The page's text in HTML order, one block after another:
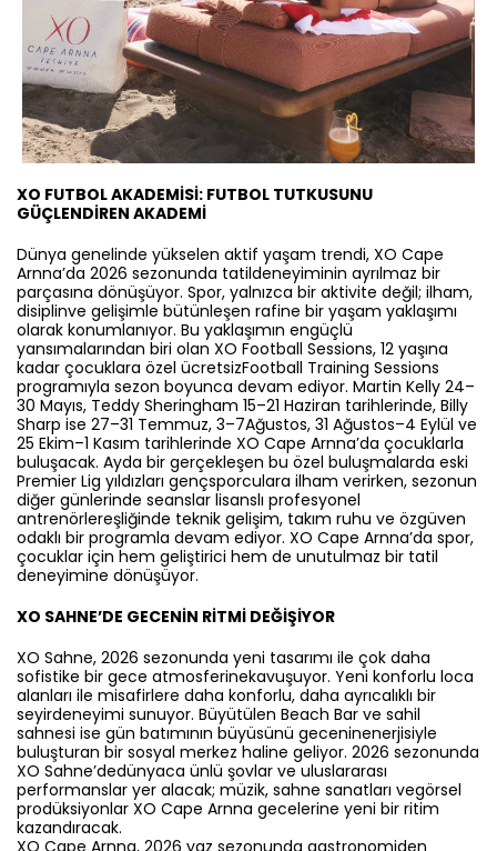
XO FUTBOL AKADEMİSİ: FUTBOL TUTKUSUNU
GÜÇLENDİREN AKADEMİ
Dünya genelinde yükselen aktif yaşam trendi, XO Cape
Arnna’da 2026 sezonunda tatildeneyiminin ayrılmaz bir
parçasına dönüşüyor. Spor, yalnızca bir aktivite değil; ilham,
disiplinve gelişimle bütünleşen rafine bir yaşam yaklaşımı
olarak konumlanıyor. Bu yaklaşımın engüçlü
yansımalarından biri olan XO Football Sessions, 12 yaşına
kadar çocuklara özel ücretsizFootball Training Sessions
programıyla sezon boyunca devam ediyor. Martin Kelly 24–
30 Mayıs, Teddy Sheringham 15–21 Haziran tarihlerinde, Billy
Sharp ise 27–31 Temmuz, 3–7Ağustos, 31 Ağustos–4 Eylül ve
25 Ekim–1 Kasım tarihlerinde XO Cape Arnna’da çocuklarla
buluşacak. Ayda bir gerçekleşen bu özel buluşmalarda eski
Premier Lig yıldızları gençsporculara ilham verirken, sezonun
diğer günlerinde seanslar lisanslı profesyonel
antrenörlereşliğinde teknik gelişim, takım ruhu ve özgüven
odaklı bir programla devam ediyor. XO Cape Arnna’da spor,
çocuklar için hem geliştirici hem de unutulmaz bir tatil
deneyimine dönüşüyor.
XO SAHNE’DE GECENİN RİTMİ DEĞİŞİYOR
XO Sahne, 2026 sezonunda yeni tasarımı ile çok daha
sofistike bir gece atmosferinekavuşuyor. Yeni konforlu loca
alanları ile misafirlere daha konforlu, daha ayrıcalıklı bir
seyirdeneyimi sunuyor. Büyütülen Beach Bar ve sahil
sahnesi ise gün batımının büyüsünü geceninenerjisiyle
buluşturan bir sosyal merkez haline geliyor. 2026 sezonunda
XO Sahne’dedünyaca ünlü şovlar ve uluslararası
performanslar yer alacak; müzik, sahne sanatları vegörsel
prodüksiyonlar XO Cape Arnna gecelerine yeni bir ritim
kazandıracak.